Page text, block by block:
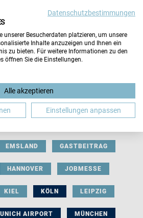
BEWERBUNG
EMSLAND GASTBEITRAG
HANNOVER JOBMESSE
KIEL KÖLN LEIPZIG
AIRPORT MÜNCHEN
Datenschutzbestimmungen
unserer Besucherdaten platzieren, um unsere
Inhalte anzuzeigen und Ihnen ein
zu bieten. Für weitere Informationen zu den
öffnen Sie die Einstellungen.
Alle akzeptieren
Einstellungen anpassen